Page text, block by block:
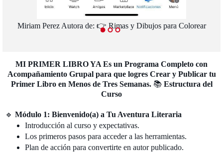
Miriam Perez Autora de: 👉 Rimas y Dibujos para Colorear
MI PRIMER LIBRO YA Es un Programa Completo con
Acompañamiento Grupal para que logres Crear y Publicar tu
Primer Libro en Menos de Tres Semanas. 📚 Estructura del
Curso
🔹 Módulo 1: Bienvenido(a) a Tu Aventura Literaria
Introducción al curso y expectativas.
Los primeros pasos para acceder a las herramientas.
Plan de acción para convertirte en autor publicado.